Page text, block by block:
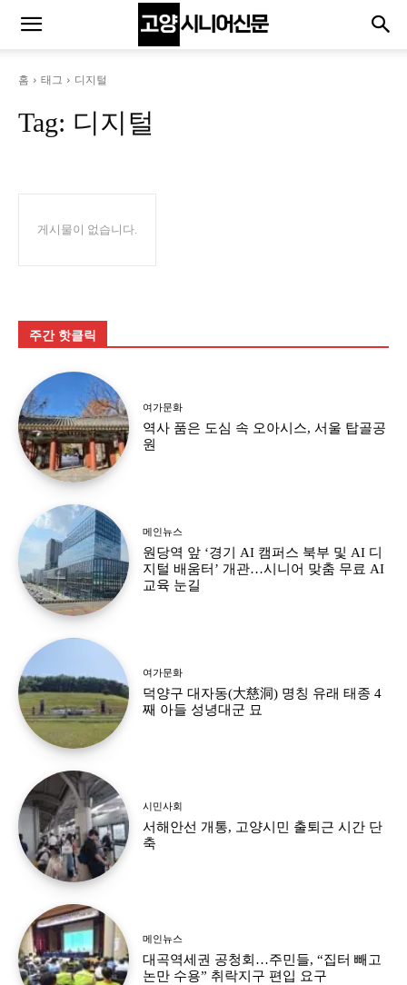
홈 태그 디지털
Tag: 디지털
게시물이 없습니다.
주간 핫클릭
여가문화
역사 품은 도심 속 오아시스, 서울 탑골공
원
메인뉴스
원당역 앞 ‘경기 AI 캠퍼스 북부 및 AI 디
지털 배움터’ 개관…시니어 맞춤 무료 AI
교육 눈길
여가문화
덕양구 대자동(大慈洞) 명칭 유래 태종 4
째 아들 성녕대군 묘
시민사회
서해안선 개통, 고양시민 출퇴근 시간 단
축
메인뉴스
대곡역세권 공청회…주민들, “집터 빼고
논만 수용” 취락지구 편입 요구